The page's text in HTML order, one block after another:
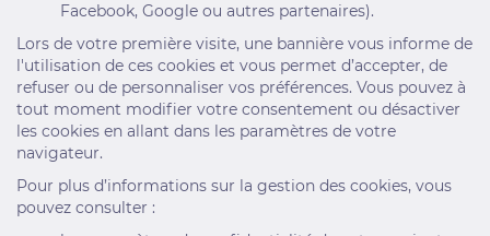
Facebook, Google ou autres partenaires).
Lors de votre première visite, une bannière vous informe de
l'utilisation de ces cookies et vous permet d’accepter, de
refuser ou de personnaliser vos préférences. Vous pouvez à
tout moment modifier votre consentement ou désactiver
les cookies en allant dans les paramètres de votre
navigateur.
Pour plus d’informations sur la gestion des cookies, vous
pouvez consulter :